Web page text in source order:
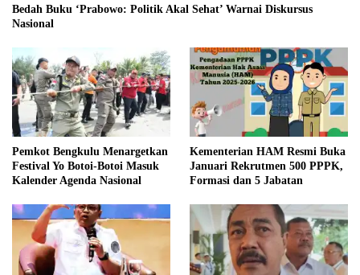
Bedah Buku ‘Prabowo: Politik Akal Sehat’ Warnai Diskursus
Nasional
Pemkot Bengkulu Menargetkan
Festival Yo Botoi-Botoi Masuk
Kalender Agenda Nasional
Kementerian HAM Resmi Buka
Januari Rekrutmen 500 PPPK,
Formasi dan 5 Jabatan